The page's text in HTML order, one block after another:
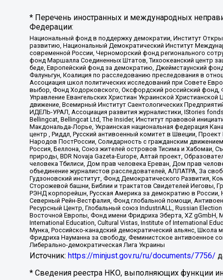
* Перечень иностранных и международных
Федерации:
Национальный фонд в поддержку демократии, Институт
развитию, Национальный Демократический Институт
современной России, Черноморский фонд регионального
фонд Маршалла Соединенных Штатов, Тихоокеанский центр
беде, Европейский фонд за демократию, Джеймстаунский
Фалуньгун, Коалиция по расследованию преследования в
Ассоциация школ политических исследований при Совете
выбор, Фонд Ходорковского, Оксфордский российский
Управление Евангельских Христиан Украинской
движение, Всемирный Институт Саентологических
ИДЕЛЬ-УРАЛ, Ассоциация развития журналистики, IStories
Bellingcat, Bellingcat Ltd, The Insider, Институт правовой
Макдональда-Лорье, Украинская национальная федерация
центр , Риддл, Русский антивоенный комитет в Швеции,
Народов ПостРоссии, Солидарность с гражданским
Россия, Беллона, Союз жителей островов Тисима и Хабомаи,
природы, BDR Novaja Gazeta-Europe, Алтай проект,
человека Тбилиси, Дом прав человека Ереван, Дом прав
объединение журналистов расследователей, АЛЛАТРА, За
Гудзоновский институт, Фонд Демократического Развития,
Сторожевой башни, Библии и трактатов Свидетелей Иеговы,
РЭНД корпорейшн, Русская Америка за демократию в России,
Северный Рейн-Вестфалия, Фонд глобальной помощи,
Ресурсный Центр, Глобальный союз IndustriALL, Russian
Восточной Европы, Фонд имени Фридриха Эберта, XZ gGmbH,
International Education, Cultural Vistas, Institute of International
Мунка, Российско-канадский демократический альянс,
Фридриха Науманна за свободу, Феминистское антивоенное
Либерально-демократическая Лига Украины
Источник: https://minjust.gov.ru/ru/documents/7756/
* Сведения реестра НКО, выполняющих функции